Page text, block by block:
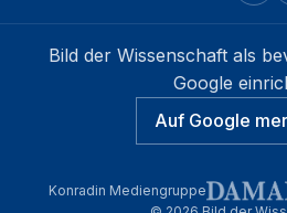
Bild der Wissenschaft als
Google
Auf Google
Konradin Mediengruppe